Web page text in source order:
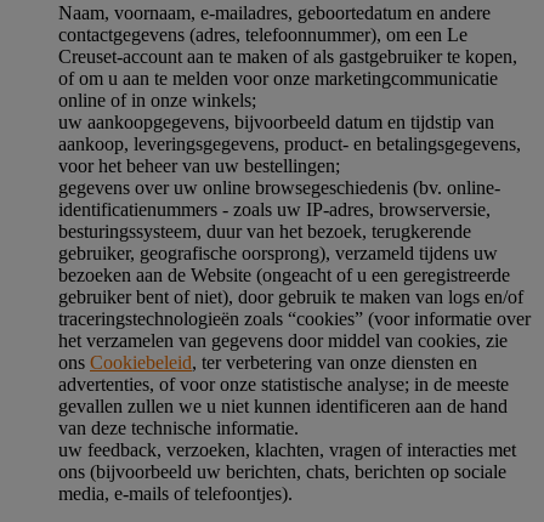
Naam, voornaam, e-mailadres, geboortedatum en andere
contactgegevens (adres, telefoonnummer), om een Le
Creuset-account aan te maken of als gastgebruiker te kopen,
of om u aan te melden voor onze marketingcommunicatie
online of in onze winkels;
uw aankoopgegevens, bijvoorbeeld datum en tijdstip van
aankoop, leveringsgegevens, product- en betalingsgegevens,
voor het beheer van uw bestellingen;
gegevens over uw online browsegeschiedenis (bv. online-
identificatienummers - zoals uw IP-adres, browserversie,
besturingssysteem, duur van het bezoek, terugkerende
gebruiker, geografische oorsprong), verzameld tijdens uw
bezoeken aan de Website (ongeacht of u een geregistreerde
gebruiker bent of niet), door gebruik te maken van logs en/of
traceringstechnologieën zoals “cookies” (voor informatie over
het verzamelen van gegevens door middel van cookies, zie
ons Cookiebeleid, ter verbetering van onze diensten en
advertenties, of voor onze statistische analyse; in de meeste
gevallen zullen we u niet kunnen identificeren aan de hand
van deze technische informatie.
uw feedback, verzoeken, klachten, vragen of interacties met
ons (bijvoorbeeld uw berichten, chats, berichten op sociale
media, e-mails of telefoontjes).